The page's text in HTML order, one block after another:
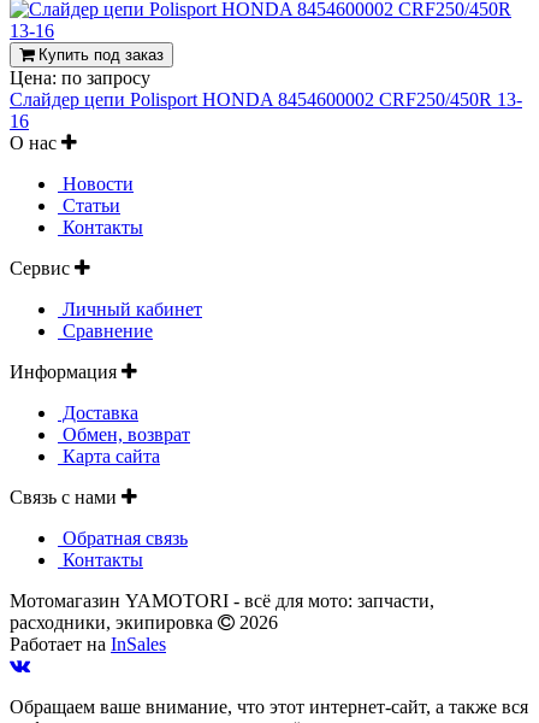
Купить под заказ
Цена: по запросу
Слайдер цепи Polisport HONDA 8454600002 CRF250/450R 13-
16
О нас
Новости
Статьи
Контакты
Сервис
Личный кабинет
Сравнение
Информация
Доставка
Обмен, возврат
Карта сайта
Связь с нами
Обратная связь
Контакты
Мотомагазин YAMOTORI - всё для мото: запчасти,
расходники, экипировка
2026
Работает на InSales
Обращаем ваше внимание, что этот интернет-сайт, а также вся